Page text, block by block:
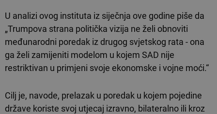
U analizi ovog instituta iz siječnja ove godine piše da
„Trumpova strana politička vizija ne želi obnoviti
međunarodni poredak iz drugog svjetskog rata - ona
ga želi zamijeniti modelom u kojem SAD nije
restriktivan u primjeni svoje ekonomske i vojne moći.“
Cilj je, navode, prelazak u poredak u kojem pojedine
države koriste svoj utjecaj izravno, bilateralno ili kroz